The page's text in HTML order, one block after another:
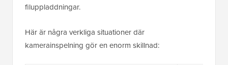
filuppladdningar.
Här är några verkliga situationer där
kamerainspelning gör en enorm skillnad: